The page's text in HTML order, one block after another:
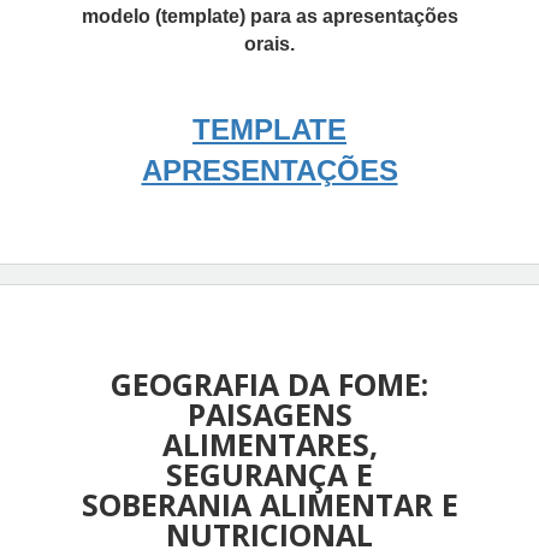
modelo (template) para as apresentações
orais.
TEMPLATE
APRESENTAÇÕES
GEOGRAFIA DA FOME:
PAISAGENS
ALIMENTARES,
SEGURANÇA E
SOBERANIA ALIMENTAR E
NUTRICIONAL